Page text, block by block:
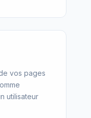
vos pages
utilisateur